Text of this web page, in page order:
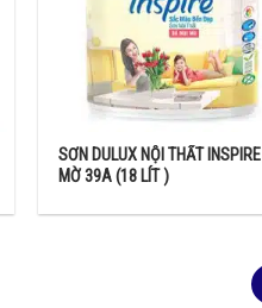
SƠN DULUX NỘI THẤT INSPIRE
MỜ 39A (18 LÍT )